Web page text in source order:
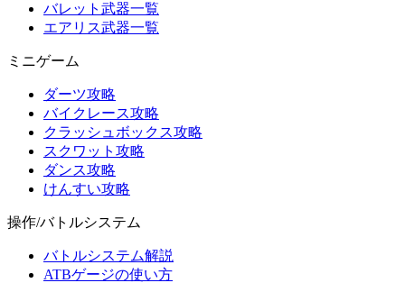
バレット武器一覧
エアリス武器一覧
ミニゲーム
ダーツ攻略
バイクレース攻略
クラッシュボックス攻略
スクワット攻略
ダンス攻略
けんすい攻略
操作/バトルシステム
バトルシステム解説
ATBゲージの使い方